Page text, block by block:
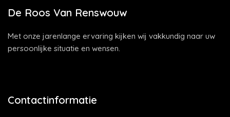
De Roos Van Renswouw
Met onze jarenlange ervaring kijken wij vakkundig naar uw
persoonlijke situatie en wensen.
Contactinformatie